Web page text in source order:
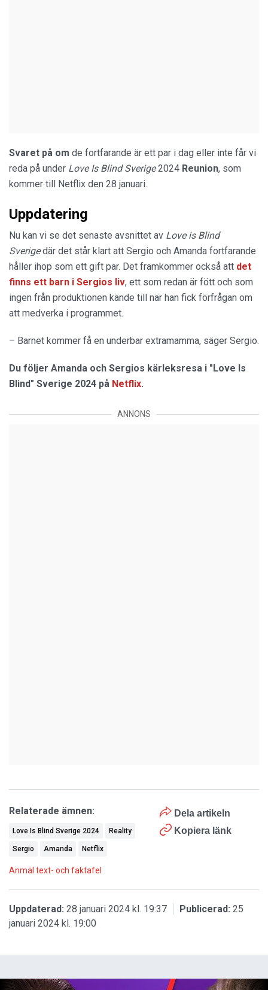
Svaret på om de fortfarande är ett par i dag eller inte får vi
reda på under Love Is Blind Sverige2024 Reunion, som
kommer till Netflix den 28 januari.
Uppdatering
Nu kan vi se det senaste avsnittet av Love is Blind
Sverigedär det står klart att Sergio och Amanda fortfarande
håller ihop som ett gift par. Det framkommer också att det
finns ett barn i Sergios liv, ett som redan är fött och som
ingen från produktionen kände till när han fick förfrågan om
att medverka i programmet.
– Barnet kommer få en underbar extramamma, säger Sergio.
Du följer Amanda och Sergios kärleksresa i "Love Is
Blind" Sverige 2024 på Netflix.
ANNONS
Dela artikeln
Kopiera länk
Relaterade ämnen:
Love Is Blind Sverige 2024 Reality
Sergio Amanda Netflix
Anmäl text- och faktafel
Uppdaterad: 28 januari 2024 kl. 19:37 Publicerad: 25
januari 2024 kl. 19:00